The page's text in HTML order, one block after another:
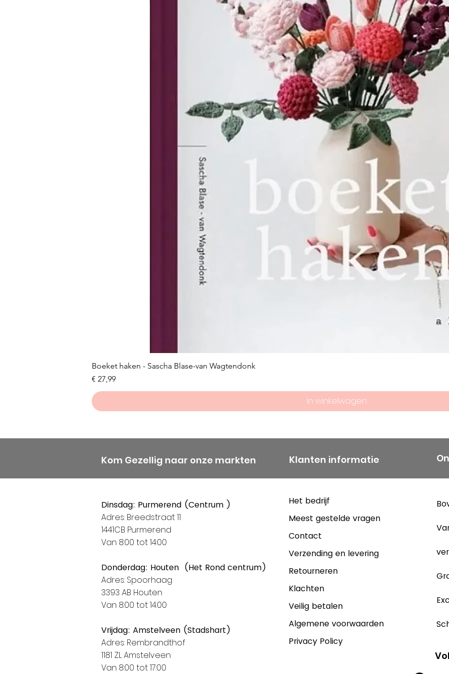
Boeket haken - Sascha Blase-van Wagtendonk
Prijs
€ 27,99
In winkelwagen
Kom Gezellig naar onze markten Klanten informatie
Dinsdag: Purmerend (Centrum )
Adres: Breedstraat 11
1441CB Purmerend
Van 8:00 tot 14:00
Donderdag: Houten (Het Rond centrum)
Adres: Spoorhaag
3393 AB Houten
Van 8:00 tot 14:00
Vrijdag: Amstelveen (Stadshart)
Adres: Rembrandthof
1181 ZL Amstelveen
Van 8:00 tot 17:00
Het bedrijf
Meest gestelde vragen
Contact
Verzending en levering
Retourneren
Klachten
Veilig betalen
Algemene voorwaarden
Privacy Policy